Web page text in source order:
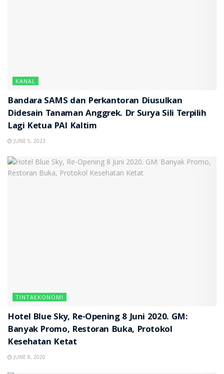
KANAL
Bandara SAMS dan Perkantoran Diusulkan
Didesain Tanaman Anggrek. Dr Surya Sili Terpilih
Lagi Ketua PAI Kaltim
JUNE 5, 2023
TINTAEKONOMI
Hotel Blue Sky, Re-Opening 8 Juni 2020. GM:
Banyak Promo, Restoran Buka, Protokol
Kesehatan Ketat
JUNE 8, 2020